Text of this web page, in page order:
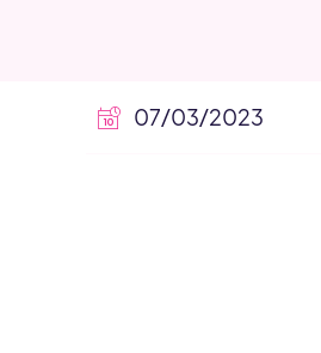
07/03/2023